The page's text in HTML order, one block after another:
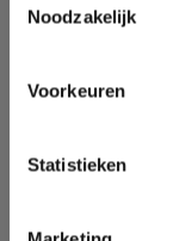
Noodzakelijk
Voorkeuren
Statistieken